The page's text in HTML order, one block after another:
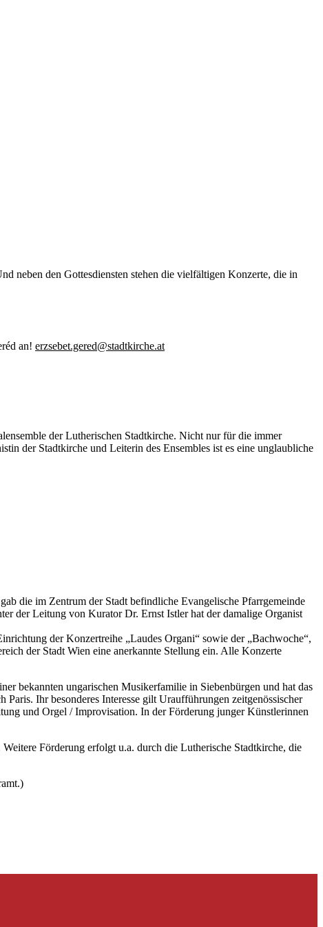
neben den Gottesdiensten stehen die vielfältigen Konzerte, die in
an! erzsebet.gered@stadtkirche.at
der Lutherischen Stadtkirche. Nicht nur für die immer
der Stadtkirche und Leiterin des Ensembles ist es eine unglaubliche
die im Zentrum der Stadt befindliche Evangelische Pfarrgemeinde
der Leitung von Kurator Dr. Ernst Istler hat der damalige Organist
der Konzertreihe „Laudes Organi“ sowie der „Bachwoche“,
der Stadt Wien eine anerkannte Stellung ein. Alle Konzerte
bekannten ungarischen Musikerfamilie in Siebenbürgen und hat das
Ihr besonderes Interesse gilt Uraufführungen zeitgenössischer
und Orgel / Improvisation. In der Förderung junger Künstlerinnen
Förderung erfolgt u.a. durch die Lutherische Stadtkirche, die